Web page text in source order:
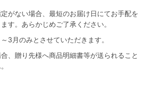
がない場合、最短のお届け日にてお手配を
す。あらかじめご了承ください。
3月のみとさせていただきます。
、贈り先様へ商品明細書等が送られること